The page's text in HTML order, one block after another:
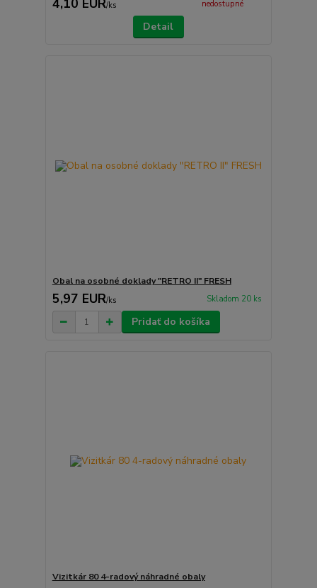
/ks nedostupné
Detail
Obal na osobné doklady "RETRO II" FRESH
5,97 EUR/ks Skladom 20 ks
Pridať do košíka
Vizitkár 80 4-radový náhradné obaly